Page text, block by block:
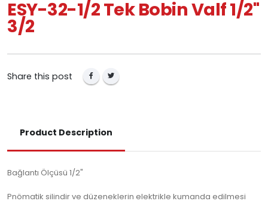
ESY-32-1/2 Tek Bobin Valf 1/2"
3/2
Share this post
Product Description
Bağlantı Ölçüsü 1/2"
Pnömatik silindir ve düzeneklerin elektrikle kumanda edilmesi